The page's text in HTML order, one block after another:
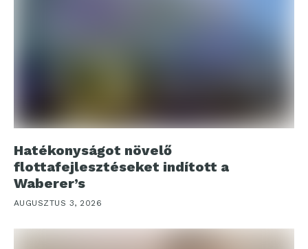
Hatékonyságot növelő
flottafejlesztéseket indított a
Waberer’s
AUGUSZTUS 3, 2026